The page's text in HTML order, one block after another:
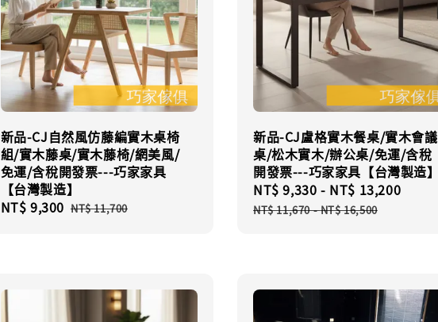
新品-CJ自然風仿藤編實木桌椅
組/實木藤桌/實木藤椅/網美風/
免運/含稅開發票---巧家家具
【台灣製造】
Sale
NT$ 9,300 Regular
NT$ 11,700
新品-CJ盧格實木餐桌/實木會議
桌/松木實木/辦公桌/免運/含稅
開發票---巧家家具【台灣製造】
Sale
price
NT$ 9,330 - NT$ 13,200
NT$ 11,670-NT$ 16,500